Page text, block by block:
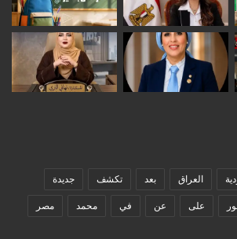
العراق بعد تكشف جديدة
على عن في محمد مصر